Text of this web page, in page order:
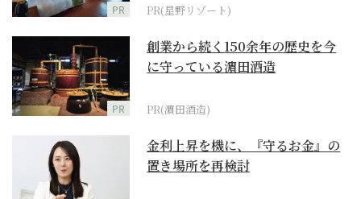
PR PR(星野リゾート)
PR
創業から続く150余年の歴史を今
に守っている濵田酒造
PR(濵田酒造)
金利上昇を機に、『守るお金』の
置き場所を再検討